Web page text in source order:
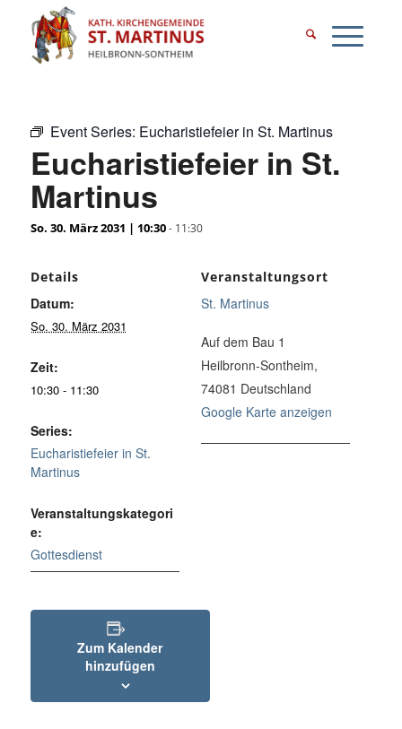
Event Series: Eucharistiefeier in St. Martinus
Eucharistiefeier in St.
Martinus
So. 30. März 2031 | 10:30- 11:30
Details
Datum:
So. 30. März 2031
Zeit:
10:30 - 11:30
Series:
Eucharistiefeier in St.
Martinus
Veranstaltungskategori
e:
Gottesdienst
Veranstaltungsort
St. Martinus
Auf dem Bau 1
Heilbronn-Sontheim,
74081 Deutschland
Google Karte anzeigen
Zum Kalender
hinzufügen